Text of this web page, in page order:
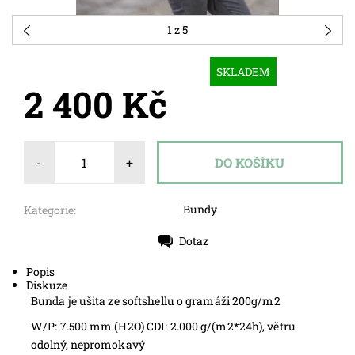
1z 5
SKLADEM
2 400 Kč
- +
Kategorie: Bundy
Dotaz
Popis
Diskuze
Bunda je ušita ze softshellu o gramáži 200g/m2
W/P: 7.500 mm (H2O) CDI: 2.000 g/(m2*24h), větru
odolný, nepromokavý